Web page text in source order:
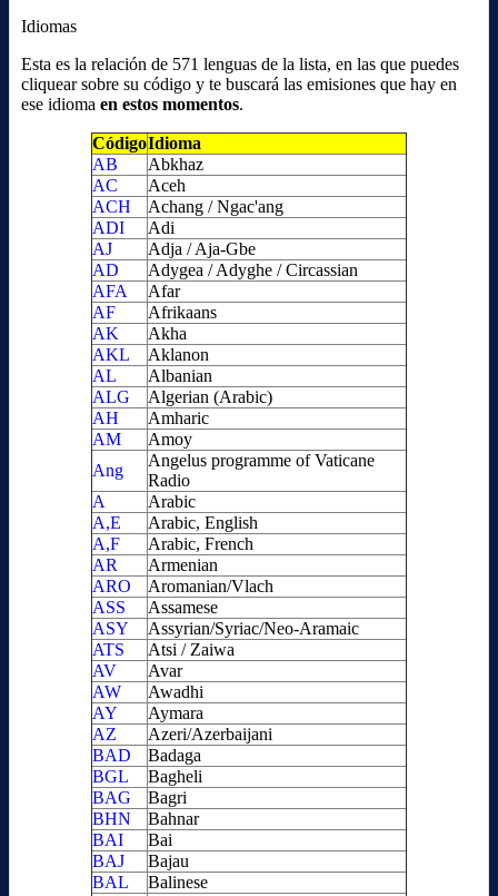
Idiomas
Esta es la relación de 571 lenguas de la lista, en las que puedes
cliquear sobre su código y te buscará las emisiones que hay en
ese idioma en estos momentos.
CódigoIdioma
AB
Abkhaz
AC
Aceh
ACH
Achang / Ngac'ang
ADI
Adi
AJ
Adja / Aja-Gbe
AD
Adygea / Adyghe / Circassian
AFA
Afar
AF
Afrikaans
AK
Akha
AKL
Aklanon
AL
Albanian
ALG
Algerian (Arabic)
AH
Amharic
AM
Amoy
Ang
Angelus programme of Vaticane
Radio
A
Arabic
A,E
Arabic, English
A,F
Arabic, French
AR
Armenian
ARO
Aromanian/Vlach
ASS
Assamese
ASY
Assyrian/Syriac/Neo-Aramaic
ATS
Atsi / Zaiwa
AV
Avar
AW
Awadhi
AY
Aymara
AZ
Azeri/Azerbaijani
BAD
Badaga
BGL
Bagheli
BAG
Bagri
BHN
Bahnar
BAI
Bai
BAJ
Bajau
BAL
Balinese